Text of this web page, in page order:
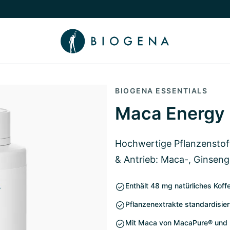
Wissen umschalten
BIOGENA ESSENTIALS
Maca Energy
Hochwertige
& Antrieb: Maca-,
Enthält 48 mg natürliches
Pflanzenextrakte
Mit Maca von MacaPure® und